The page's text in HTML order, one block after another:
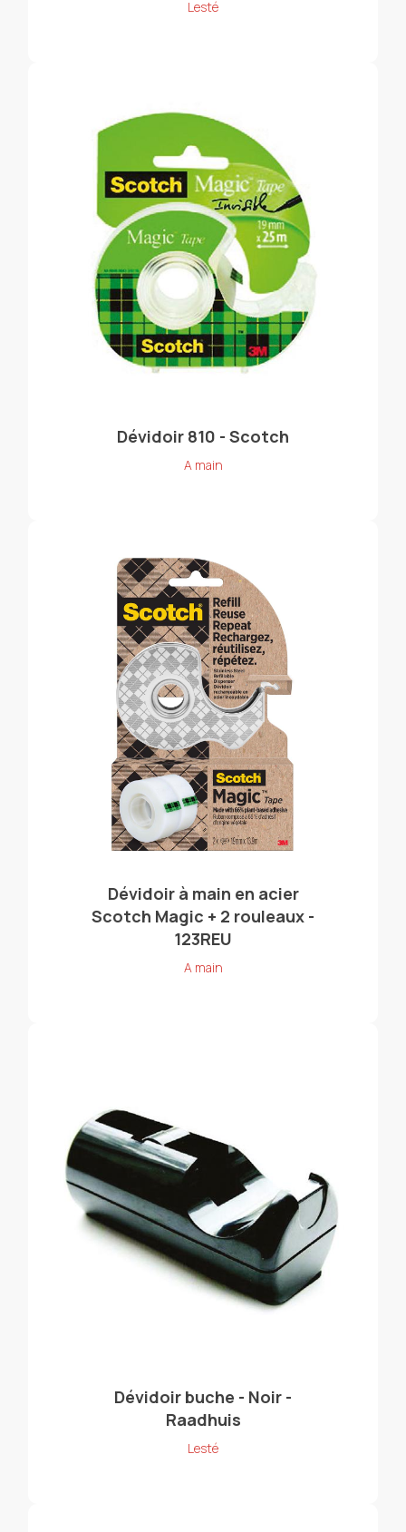
Lesté
Dévidoir 810 - Scotch
A main
Dévidoir à main en acier
Scotch Magic + 2 rouleaux -
123REU
A main
Dévidoir buche - Noir -
Raadhuis
Lesté